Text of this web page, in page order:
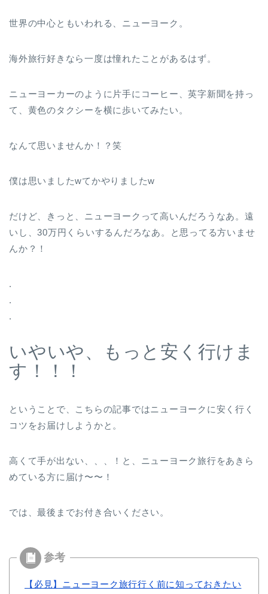
世界の中心ともいわれる、ニューヨーク。
海外旅行好きなら一度は憧れたことがあるはず。
ニューヨーカーのように片手にコーヒー、英字新聞を持っ
て、黄色のタクシーを横に歩いてみたい。
なんて思いませんか！？笑
僕は思いましたwてかやりましたw
だけど、きっと、ニューヨークって高いんだろうなあ。遠
いし、30万円くらいするんだろなあ。と思ってる方いませ
んか？！
.
.
.
いやいや、もっと 安く行けま
す！！！
ということで、こちらの記事ではニューヨークに安く行く
コツをお届けしようかと。
高くて手が出ない、、、！と、ニューヨーク旅行をあきら
めている方に届け〜〜！
では、最後までお付き合いください。
【必見】ニューヨーク旅行行く前に知っておきたい